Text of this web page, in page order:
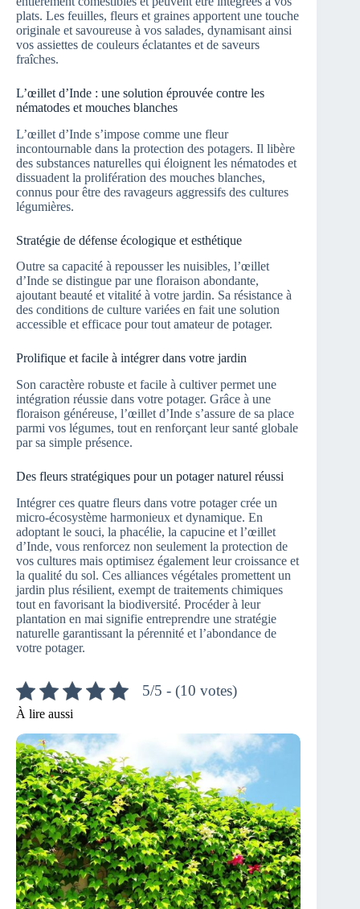
plats. Les feuilles, fleurs et graines apportent une touche
originale et savoureuse à vos salades, dynamisant ainsi
vos assiettes de couleurs éclatantes et de saveurs
fraîches.
L’œillet d’Inde : une solution éprouvée contre les
nématodes et mouches blanches
L’œillet d’Inde s’impose comme une fleur
incontournable dans la protection des potagers. Il libère
des substances naturelles qui éloignent les nématodes et
dissuadent la prolifération des mouches blanches,
connus pour être des ravageurs aggressifs des cultures
légumières.
Stratégie de défense écologique et esthétique
Outre sa capacité à repousser les nuisibles, l’œillet
d’Inde se distingue par une floraison abondante,
ajoutant beauté et vitalité à votre jardin. Sa résistance à
des conditions de culture variées en fait une solution
accessible et efficace pour tout amateur de potager.
Prolifique et facile à intégrer dans votre jardin
Son caractère robuste et facile à cultiver permet une
intégration réussie dans votre potager. Grâce à une
floraison généreuse, l’œillet d’Inde s’assure de sa place
parmi vos légumes, tout en renforçant leur santé globale
par sa simple présence.
Des fleurs stratégiques pour un potager naturel réussi
Intégrer ces quatre fleurs dans votre potager crée un
micro-écosystème harmonieux et dynamique. En
adoptant le souci, la phacélie, la capucine et l’œillet
d’Inde, vous renforcez non seulement la protection de
vos cultures mais optimisez également leur croissance et
la qualité du sol. Ces alliances végétales promettent un
jardin plus résilient, exempt de traitements chimiques
tout en favorisant la biodiversité. Procéder à leur
plantation en mai signifie entreprendre une stratégie
naturelle garantissant la pérennité et l’abondance de
votre potager.
5/5 - (10 votes)
À lire aussi